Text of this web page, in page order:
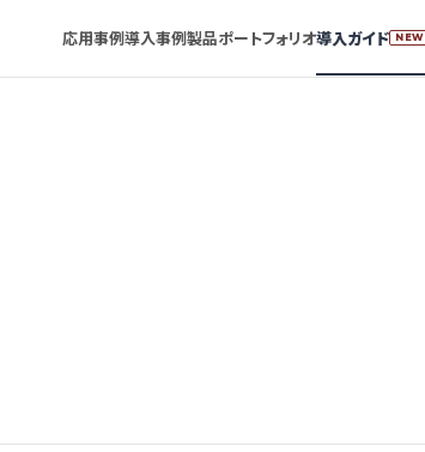
応用事例導入事例製品ポートフォリオ導入ガイド NEW